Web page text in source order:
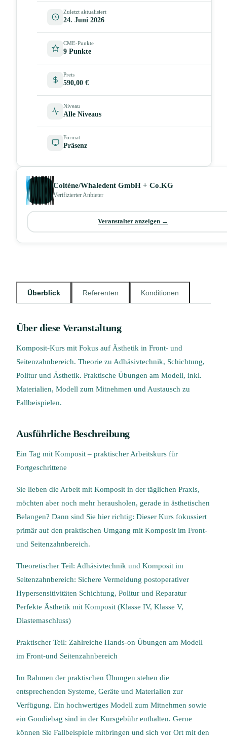
Überblick Referenten Konditionen
Über diese Veranstaltung
Komposit‑Kurs mit Fokus auf Ästhetik in Front‑ und
Seitenzahnbereich. Theorie zu Adhäsivtechnik, Schichtung,
Politur und Ästhetik. Praktische Übungen am Modell, inkl.
Materialien, Modell zum Mitnehmen und Austausch zu
Fallbeispielen.
Ausführliche Beschreibung
Ein Tag mit Komposit – praktischer Arbeitskurs für
Fortgeschrittene
Sie lieben die Arbeit mit Komposit in der täglichen Praxis,
möchten aber noch mehr herausholen, gerade in ästhetischen
Belangen? Dann sind Sie hier richtig: Dieser Kurs fokussiert
primär auf den praktischen Umgang mit Komposit im Front-
und Seitenzahnbereich.
Theoretischer Teil: Adhäsivtechnik und Komposit im
Seitenzahnbereich: Sichere Vermeidung postoperativer
Hypersensitivitäten Schichtung, Politur und Reparatur
Perfekte Ästhetik mit Komposit (Klasse IV, Klasse V,
Diastemaschluss)
Praktischer Teil: Zahlreiche Hands-on Übungen am Modell
im Front-und Seitenzahnbereich
Im Rahmen der praktischen Übungen stehen die
entsprechenden Systeme, Geräte und Materialien zur
Verfügung. Ein hochwertiges Modell zum Mitnehmen sowie
ein Goodiebag sind in der Kursgebühr enthalten. Gerne
können Sie Fallbeispiele mitbringen und sich vor Ort mit den
Zuletzt aktualisiert
24. Juni 2026
CME-Punkte
9 Punkte
Preis
590,00 €
Niveau
Alle Niveaus
Format
Präsenz
Coltène/Whaledent GmbH + Co.KG
Verifizierter Anbieter
Veranstalter anzeigen →